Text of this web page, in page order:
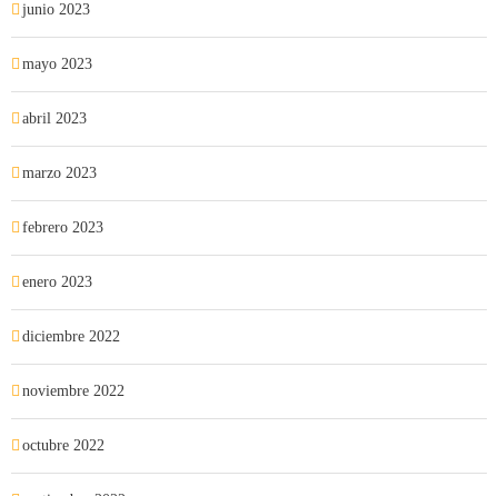
junio 2023
mayo 2023
abril 2023
marzo 2023
febrero 2023
enero 2023
diciembre 2022
noviembre 2022
octubre 2022